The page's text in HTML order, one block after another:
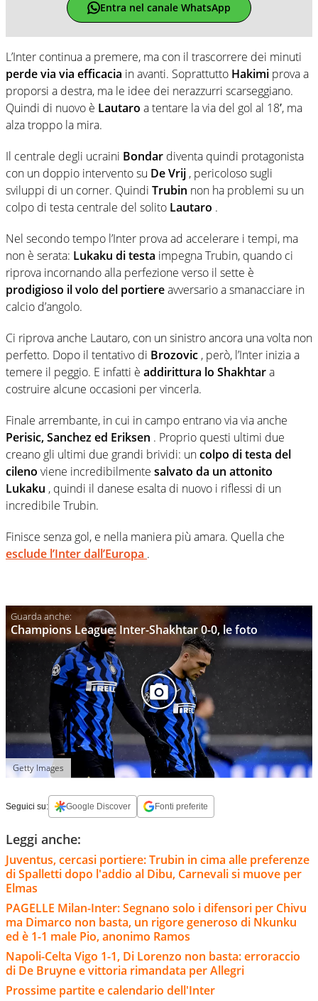
Entra nel canale WhatsApp
L’Inter continua a premere, ma con il trascorrere dei minuti
perde via via efficacia in avanti. Soprattutto Hakimi prova a
proporsi a destra, ma le idee dei nerazzurri scarseggiano.
Quindi di nuovo è Lautaro a tentare la via del gol al 18′, ma
alza troppo la mira.
Il centrale degli ucraini Bondar diventa quindi protagonista
con un doppio intervento su De Vrij , pericoloso sugli
sviluppi di un corner. Quindi Trubin non ha problemi su un
colpo di testa centrale del solito Lautaro .
Nel secondo tempo l’Inter prova ad accelerare i tempi, ma
non è serata: Lukaku di testa impegna Trubin, quando ci
riprova incornando alla perfezione verso il sette è
prodigioso il volo del portiereavversario a smanacciare in
calcio d’angolo.
Ci riprova anche Lautaro, con un sinistro ancora una volta non
perfetto. Dopo il tentativo di Brozovic , però, l’Inter inizia a
temere il peggio. E infatti è addirittura lo Shakhtara
costruire alcune occasioni per vincerla.
Finale arrembante, in cui in campo entrano via via anche
Perisic, Sanchez ed Eriksen . Proprio questi ultimi due
creano gli ultimi due grandi brividi: uncolpo di testa del
cileno viene incredibilmente salvato da un attonito
Lukaku , quindi il danese esalta di nuovo i riflessi di un
incredibile Trubin.
Finisce senza gol, e nella maniera più amara. Quella che
esclude l’Inter dall’Europa .
Champions League: Inter-Shakhtar 0-0, le foto
Getty Images
Seguici su: Google Discover Fonti preferite
Leggi anche:
Juventus, cercasi portiere: Trubin in cima alle preferenze
di Spalletti dopo l'addio al Dibu, Carnevali si muove per
Elmas
PAGELLE Milan-Inter: Segnano solo i difensori per Chivu
ma Dimarco non basta, un rigore generoso di Nkunku
ed è 1-1 male Pio, anonimo Ramos
Napoli-Celta Vigo 1-1, Di Lorenzo non basta: erroraccio
di De Bruyne e vittoria rimandata per Allegri
Prossime partite e calendario dell'Inter